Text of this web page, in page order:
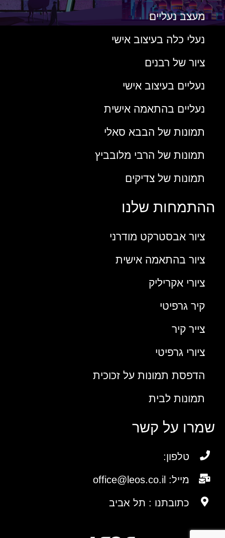
מעצב נעליים
נעלי כלה בעיצוב אישי
ציור של רבנים
נעליים בעיצוב אישי
נעליים בהתאמה אישית
תמונות של הבבא סאלי
תמונות של הרבי מלובביץ
תמונות של צדיקים
ההתמחות שלנו
ציור אבסטרקט מודרני
ציור בהתאמה אישית
ציורי אקריליק
קיר גרפיטי
צייר קיר
ציורי גרפיטי
הדפסת תמונות על זכוכית
תמונות לבית
שמרו על קשר
טלפון:
מייל: office@leos.co.il
כתובתנו : תל אביב